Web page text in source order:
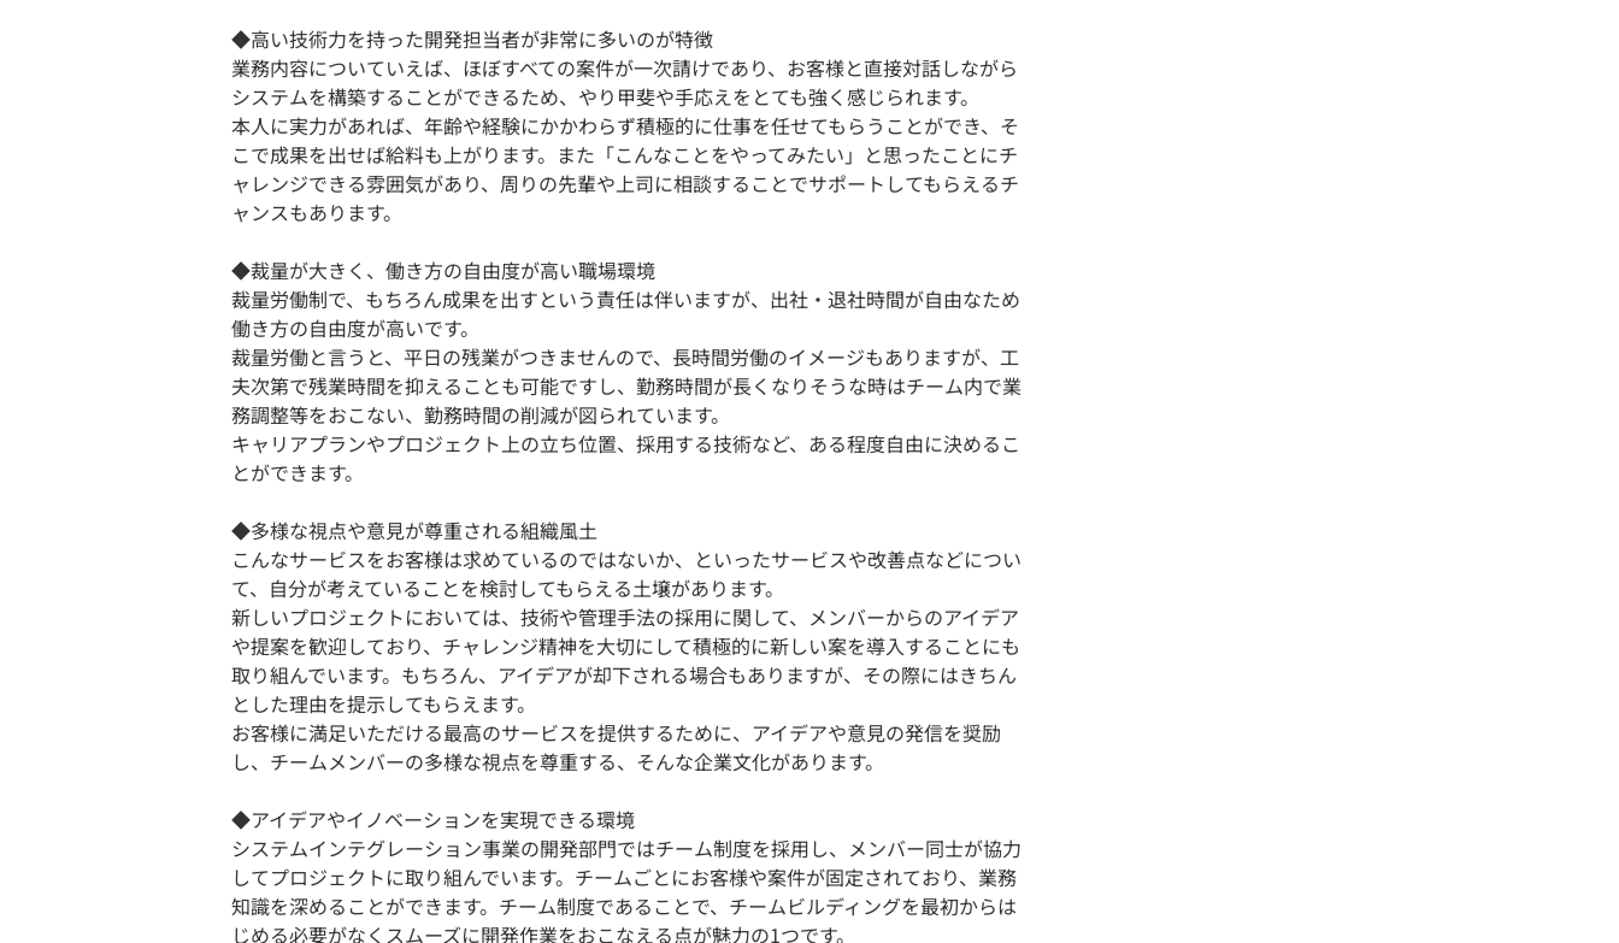
◆高い技術力を持った開発担当者が非常に多いのが特徴
業務内容についていえば、ほぼすべての案件が一次請けであり、お客様と直接対話しながら
システムを構築することができるため、やり甲斐や手応えをとても強く感じられます。
本人に実力があれば、年齢や経験にかかわらず積極的に仕事を任せてもらうことができ、そ
こで成果を出せば給料も上がります。また「こんなことをやってみたい」と思ったことにチ
ャレンジできる雰囲気があり、周りの先輩や上司に相談することでサポートしてもらえるチ
ャンスもあります。
◆裁量が大きく、働き方の自由度が高い職場環境
裁量労働制で、もちろん成果を出すという責任は伴いますが、出社・退社時間が自由なため
働き方の自由度が高いです。
裁量労働と言うと、平日の残業がつきませんので、長時間労働のイメージもありますが、工
夫次第で残業時間を抑えることも可能ですし、勤務時間が長くなりそうな時はチーム内で業
務調整等をおこない、勤務時間の削減が図られています。
キャリアプランやプロジェクト上の立ち位置、採用する技術など、ある程度自由に決めるこ
とができます。
◆多様な視点や意見が尊重される組織風土
こんなサービスをお客様は求めているのではないか、といったサービスや改善点などについ
て、自分が考えていることを検討してもらえる土壌があります。
新しいプロジェクトにおいては、技術や管理手法の採用に関して、メンバーからのアイデア
や提案を歓迎しており、チャレンジ精神を大切にして積極的に新しい案を導入することにも
取り組んでいます。もちろん、アイデアが却下される場合もありますが、その際にはきちん
とした理由を提示してもらえます。
お客様に満足いただける最高のサービスを提供するために、アイデアや意見の発信を奨励
し、チームメンバーの多様な視点を尊重する、そんな企業文化があります。
◆アイデアやイノベーションを実現できる環境
システムインテグレーション事業の開発部門ではチーム制度を採用し、メンバー同士が協力
してプロジェクトに取り組んでいます。チームごとにお客様や案件が固定されており、業務
知識を深めることができます。チーム制度であることで、チームビルディングを最初からは
じめる必要がなくスムーズに開発作業をおこなえる点が魅力の1つです。